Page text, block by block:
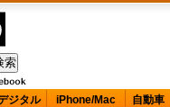
ジタル iPhone/Mac 自動車